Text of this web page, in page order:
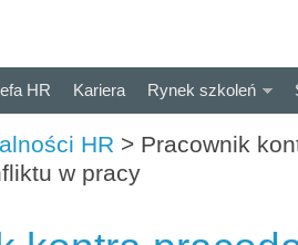
HR Kariera Rynek szkoleń
HR > Pracownik
w pracy